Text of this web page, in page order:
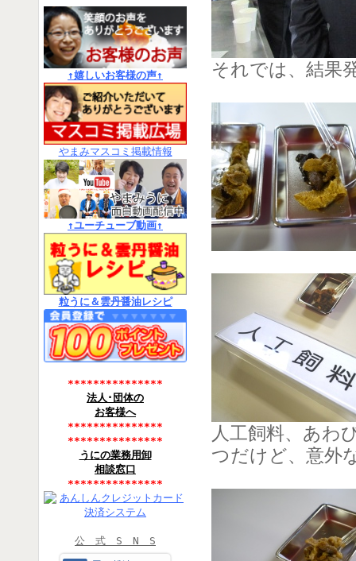
↑嬉しいお客様の声↑
やまみマスコミ掲載情報
↑ユーチューブ動画↑
粒うに＆雲丹醤油レシピ
***************
法人･団体の
お客様へ
***************
***************
うにの業務用卸
相談窓口
***************
公 式 S N S
それでは、結果
人工飼料、あわ
つだけど、意外